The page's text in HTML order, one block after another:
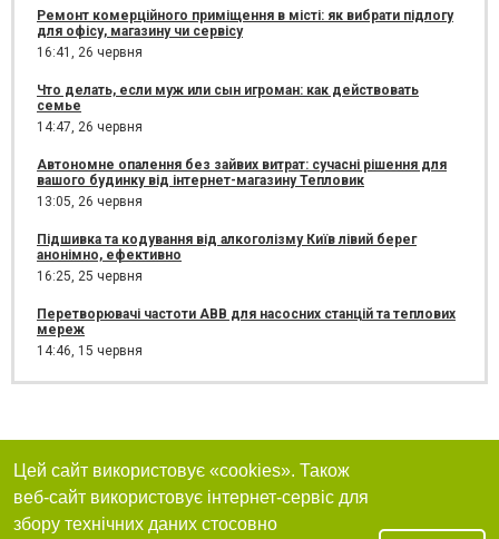
Ремонт комерційного приміщення в місті: як вибрати підлогу
для офісу, магазину чи сервісу
16:41, 26 червня
Что делать, если муж или сын игроман: как действовать
семье
14:47, 26 червня
Автономне опалення без зайвих витрат: сучасні рішення для
вашого будинку від інтернет-магазину Тепловик
13:05, 26 червня
Підшивка та кодування від алкоголізму Київ лівий берег
анонімно, ефективно
16:25, 25 червня
Перетворювачі частоти ABB для насосних станцій та теплових
мереж
14:46, 15 червня
Цей сайт використовує «cookies». Також
веб-сайт використовує інтернет-сервіс для
збору технічних даних стосовно